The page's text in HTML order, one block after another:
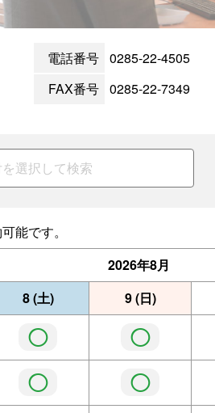
電話番号 0285-22-4505
FAX番号 0285-22-7349
能です。
2026年8月
8(土) 9(日)
◯ ◯
◯ ◯